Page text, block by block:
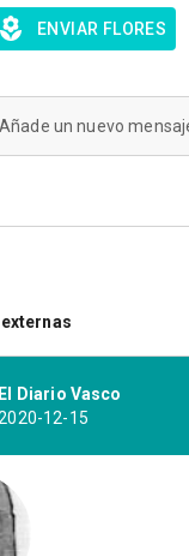
ENVIAR FLORES
Añade un nuevo
El Diario Vasco
12-15